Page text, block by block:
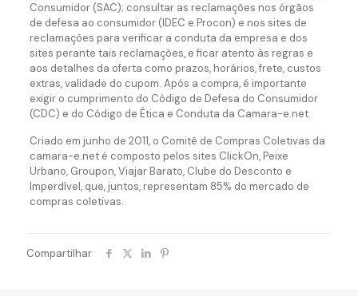
Consumidor (SAC); consultar as reclamações nos órgãos
de defesa ao consumidor (IDEC e Procon) e nos sites de
reclamações para verificar a conduta da empresa e dos
sites perante tais reclamações, e ficar atento às regras e
aos detalhes da oferta como prazos, horários, frete, custos
extras, validade do cupom. Após a compra, é importante
exigir o cumprimento do Código de Defesa do Consumidor
(CDC) e do Código de Ética e Conduta da Camara-e.net.
Criado em junho de 2011, o Comitê de Compras Coletivas da
camara-e.net é composto pelos sites ClickOn, Peixe
Urbano, Groupon, Viajar Barato, Clube do Desconto e
Imperdível, que, juntos, representam 85% do mercado de
compras coletivas.
Compartilhar